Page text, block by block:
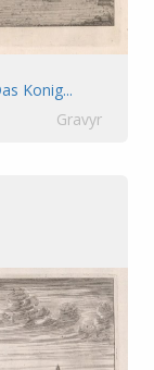
Konig...
Gravyr